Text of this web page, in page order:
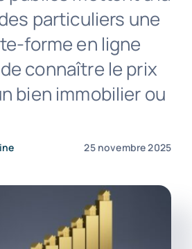
Carrière
Contact
particuliers une
forme en ligne
connaître le prix
bien immobilier ou
25 novembre 2025